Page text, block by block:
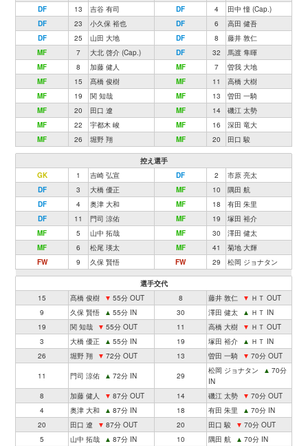
DF
13 吉谷 有司 DF 4
田中 憧 (Cap.)
DF
23 小久保 裕也 DF 6
高田 健吾
DF
25 山田 大地 DF 8
藤井 敦仁
MF
7 大北 啓介 (Cap.) DF 32
馬渡 隼暉
MF
8 加藤 健人 MF 7
曽我 大地
MF
15 髙橋 俊樹 MF 11
高橋 大樹
MF
19 関 知哉 MF 13
曽田 一騎
MF
20 田口 遼 MF 14
磯江 太勢
MF
22 宇都木 峻 MF 16
深田 竜大
MF
26 堀野 翔 MF 20 田口 駿
控え選手
GK
1 吉崎 弘宣 DF 2
市原 亮太
DF
3 大橋 優正 MF 10
隅田 航
DF
4 奥津 大和 MF 18
有田 朱里
DF
11 門司 涼佑 MF 19
塚田 裕介
MF
5 山中 拓哉 MF 30
澤田 健太
MF
6 松尾 瑛太 MF 41
菊地 大輝
FW
9 久保 賢悟 FW 29 松岡 ジョナタン
選手交代
15
髙橋 俊樹 ▼ 55分 OUT 8 藤井 敦仁 ▼ ＨＴ OUT
9
久保 賢悟 ▲ 55分 IN 30 澤田 健太 ▲ ＨＴ IN
19
関 知哉 ▼ 55分 OUT 11 高橋 大樹 ▼ ＨＴ OUT
3
大橋 優正 ▲ 55分 IN 19 塚田 裕介 ▲ ＨＴ IN
26
堀野 翔 ▼ 72分 OUT 13 曽田 一騎 ▼ 70分 OUT
11 門司 涼佑 ▲ 72分 IN 29
松岡 ジョナタン ▲ 70分
IN
8
加藤 健人 ▼ 87分 OUT 14 磯江 太勢 ▼ 70分 OUT
4
奥津 大和 ▲ 87分 IN 18 有田 朱里 ▲ 70分 IN
20
田口 遼 ▼ 87分 OUT 20 田口 駿 ▼ 70分 OUT
5
山中 拓哉 ▲ 87分 IN 10 隅田 航 ▲ 70分 IN